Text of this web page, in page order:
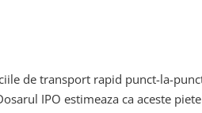
de transport rapid punct-la-
IPO estimeaza ca aceste